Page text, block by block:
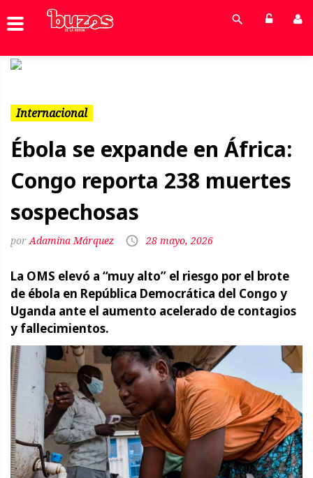
Internacional
Ébola se expande en África:
Congo reporta 238 muertes
sospechosas
Adamina Márquez 28 mayo, 2026
La OMS elevó a “muy alto” el riesgo por el brote
de ébola en República Democrática del Congo y
Uganda ante el aumento acelerado de contagios
y fallecimientos.